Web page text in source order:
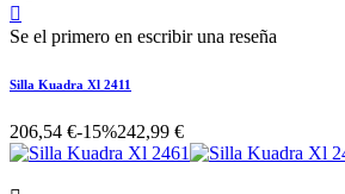

Se el primero en escribir una reseña
Silla Kuadra Xl 2411
206,54 €-15%242,99 €